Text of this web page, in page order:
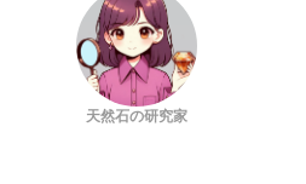
天然石の研究家